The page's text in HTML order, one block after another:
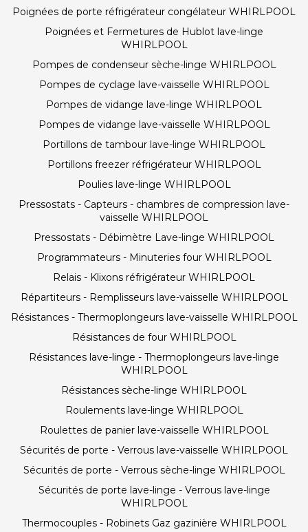
Poignées de porte réfrigérateur congélateur WHIRLPOOL
Poignées et Fermetures de Hublot lave-linge
WHIRLPOOL
Pompes de condenseur sèche-linge WHIRLPOOL
Pompes de cyclage lave-vaisselle WHIRLPOOL
Pompes de vidange lave-linge WHIRLPOOL
Pompes de vidange lave-vaisselle WHIRLPOOL
Portillons de tambour lave-linge WHIRLPOOL
Portillons freezer réfrigérateur WHIRLPOOL
Poulies lave-linge WHIRLPOOL
Pressostats - Capteurs - chambres de compression lave-
vaisselle WHIRLPOOL
Pressostats - Débimètre Lave-linge WHIRLPOOL
Programmateurs - Minuteries four WHIRLPOOL
Relais - Klixons réfrigérateur WHIRLPOOL
Répartiteurs - Remplisseurs lave-vaisselle WHIRLPOOL
Résistances - Thermoplongeurs lave-vaisselle WHIRLPOOL
Résistances de four WHIRLPOOL
Résistances lave-linge - Thermoplongeurs lave-linge
WHIRLPOOL
Résistances sèche-linge WHIRLPOOL
Roulements lave-linge WHIRLPOOL
Roulettes de panier lave-vaisselle WHIRLPOOL
Sécurités de porte - Verrous lave-vaisselle WHIRLPOOL
Sécurités de porte - Verrous sèche-linge WHIRLPOOL
Sécurités de porte lave-linge - Verrous lave-linge
WHIRLPOOL
Thermocouples - Robinets Gaz gazinière WHIRLPOOL